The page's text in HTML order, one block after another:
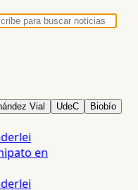
Vial UdeC Biobío
en